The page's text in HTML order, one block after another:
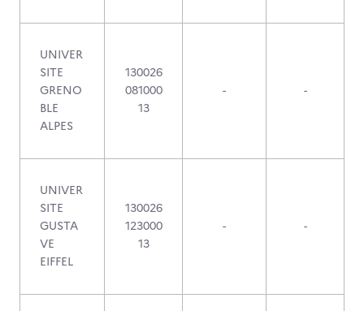
UNIVER
SITE
GRENO
BLE
ALPES
130026
081000
13
- -
UNIVER
SITE
GUSTA
VE
EIFFEL
130026
123000
13
- -